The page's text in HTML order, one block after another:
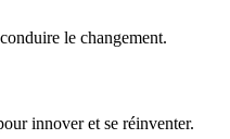
le changement.
innover et se réinventer.